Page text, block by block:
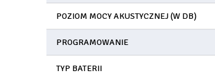
POZIOM MOCY AKUSTYCZNEJ (W DB)
PROGRAMOWANIE
TYP BATERII